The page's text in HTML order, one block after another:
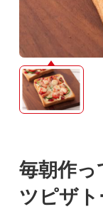
毎朝作っ
ツピザト